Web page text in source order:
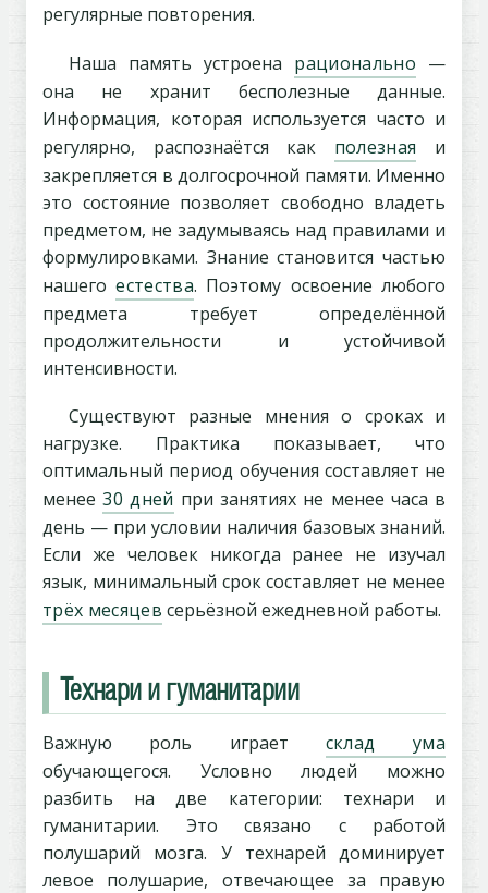
регулярные повторения.
Наша память устроена рационально —
она не хранит бесполезные данные.
Информация, которая используется часто и
регулярно, распознаётся как полезная и
закрепляется в долгосрочной памяти. Именно
это состояние позволяет свободно владеть
предметом, не задумываясь над правилами и
формулировками. Знание становится частью
нашегоестества. Поэтому освоение любого
предмета требует определённой
продолжительности и устойчивой
интенсивности.
Существуют разные мнения о сроках и
нагрузке. Практика показывает, что
оптимальный период обучения составляет не
менее30 дней при занятиях не менее часа в
день — при условии наличия базовых знаний.
Если же человек никогда ранее не изучал
язык, минимальный срок составляет не менее
трёх месяцев серьёзной ежедневной работы.
Технари и гуманитарии
Важную роль играет склад ума
обучающегося. Условно людей можно
разбить на две категории: технари и
гуманитарии. Это связано с работой
полушарий мозга. У технарей доминирует
левое полушарие, отвечающее за правую